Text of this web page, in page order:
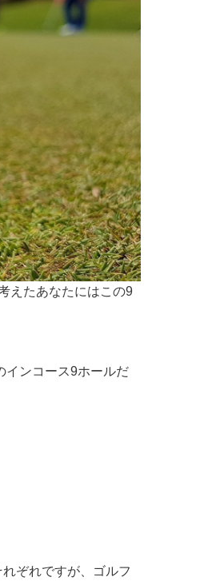
えたあなたにはこの9
インコース9ホールだ
ぞれですが、ゴルフ